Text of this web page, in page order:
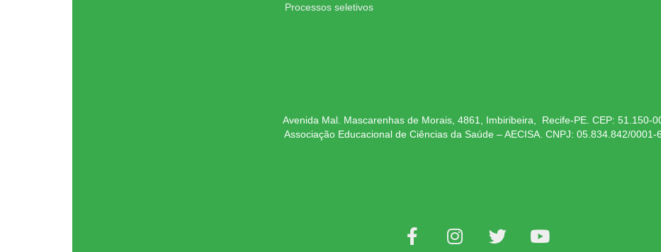
Processos seletivos
Avenida Mal. Mascarenhas de Morais, 4861, Imbiribeira, Recife-PE. CEP: 51.150-
Associação Educacional de Ciências da Saúde – AECISA. CNPJ: 05.834.842/0001-